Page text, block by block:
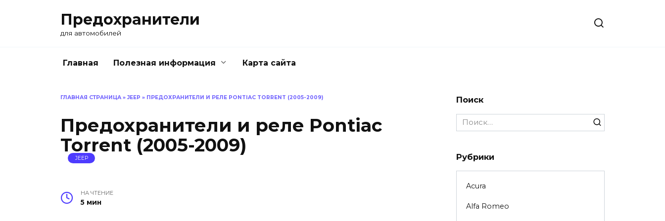
Предохранители
для автомобилей
Главная Полезная информация Карта сайта
ГЛАВНАЯ СТРАНИЦА » JEEP » ПРЕДОХРАНИТЕЛИ И РЕЛЕ PONTIAC TORRENT (2005-2009)
Предохранители и реле Pontiac
Torrent (2005-2009)
JEEP
НА ЧТЕНИЕ
5 мин
Поиск
Search
for:
Рубрики
Acura
Alfa Romeo